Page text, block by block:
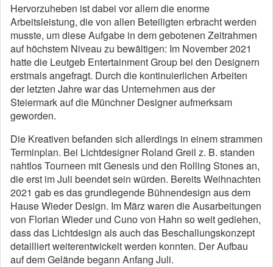
Hervorzuheben ist dabei vor allem die enorme
Arbeitsleistung, die von allen Beteiligten erbracht werden
musste, um diese Aufgabe in dem gebotenen Zeitrahmen
auf höchstem Niveau zu bewältigen: Im November 2021
hatte die Leutgeb Entertainment Group bei den Designern
erstmals angefragt. Durch die kontinuierlichen Arbeiten
der letzten Jahre war das Unternehmen aus der
Steiermark auf die Münchner Designer aufmerksam
geworden.
Die Kreativen befanden sich allerdings in einem strammen
Terminplan. Bei Lichtdesigner Roland Greil z. B. standen
nahtlos Tourneen mit Genesis und den Rolling Stones an,
die erst im Juli beendet sein würden. Bereits Weihnachten
2021 gab es das grundlegende Bühnendesign aus dem
Hause Wieder Design. Im März waren die Ausarbeitungen
von Florian Wieder und Cuno von Hahn so weit gediehen,
dass das Lichtdesign als auch das Beschallungskonzept
detailliert weiterentwickelt werden konnten. Der Aufbau
auf dem Gelände begann Anfang Juli.